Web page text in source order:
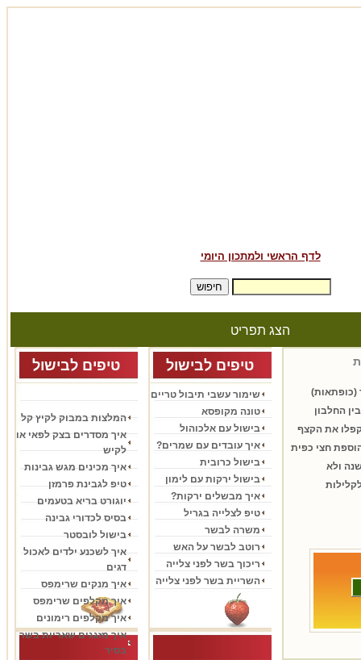
לדף הראשי ולמתכון היומי
הצג תפריט
(כופתאות)
החלבון
קפלו את הקצף
חצי כפית
ולא
טיפים לבישול
שימור עשבי תיבול טריים
טונה מקופסא
בישול עם אלכוהול
איך עובדים עם שמרים?
בישול כרובית
בישול ירקות עם לימון
איך מבשלים ירקות?
טיפ לצלייה בגריל
משרה לבשר
רוטב לבשר על האש
ריכוך בשר לפני צלייה
השריית בשר לפני צלייה
טיפים לבישול
המלצות במבוק לקיץ קל
איך מסדרים בצק לפאי או
לקיש
איך מכינים מגש גבינות
טיפ לגבינת פרמזן
יוגורט בריא בטעמים
בסיס לכדורי גבינה
בישול לובסטר
איך לשכנע ילדים לאכול
דגים
איך מנקים שרימפס
איך מקלפים שרימפס
איך מקלפים רימונים
איך מזגגים שאריות בשר
בסיר